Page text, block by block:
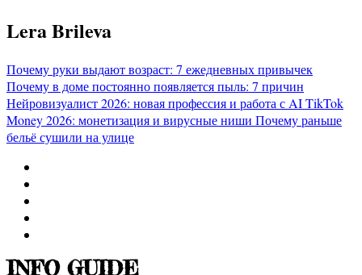
Перейти
к
Lera Brileva
Почему руки выдают возраст: 7 ежедневных привычек
Почему в доме постоянно появляется пыль: 7 причин
Нейровизуалист 2026: новая профессия и работа с AITikTok
Money 2026: монетизация и вирусные ниши Почему раньше
бельё сушили на улице
INFO GUIDE